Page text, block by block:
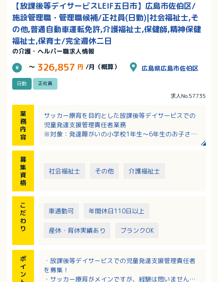
【放課後等デイサービスLEIF五日市】広島市佐伯区/
施設管理職・管理職候補/正社員(日勤)|社会福祉士,そ
の他,普通自動車運転免許,介護福祉士,保健師,精神保健
福祉士,保育士/完全週休二日
の介護・ヘルパー職求人情報
～ 326,857 円 /月（概算） 広島県広島市佐伯区
日勤 正社員
求人No.57735
業
務
内
容
サッカー療育を目的とした放課後等デイサービスでの
児童発達支援管理責任者業務
※対象：発達障がいの小学校1年生～6年生のお子さん
・発達障がいを持つ子供に対する個別支援計画の作成
・送迎業務（車種：軽自動車・シエンタ・ノアな
ど）、エリア：佐伯区内～廿日市市
・施設の運営管理業務
募
集
資
格
社会福祉士 その他 介護福祉士
こ
だ
わ
り
車通勤可 年間休日110日以上
産休・育休実績あり ブランクOK
ポ
イ
ン
・放課後等デイサービスでの児童発達支援管理責任者
を募集！
・サッカー療育がメインですが、経験は問いません